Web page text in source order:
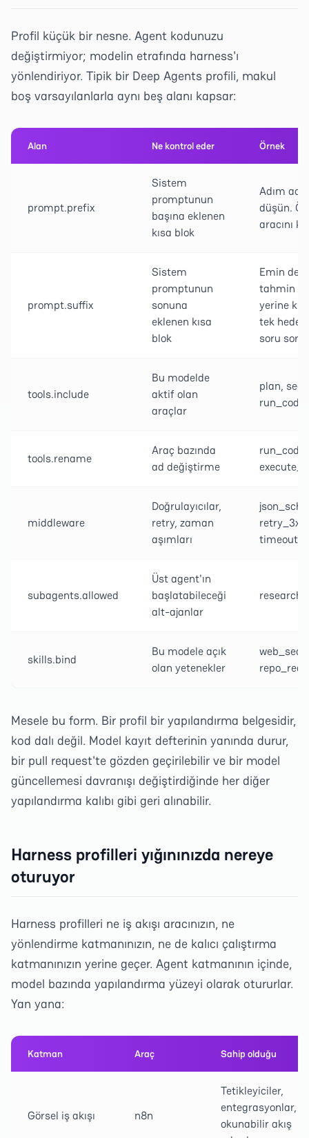
Profil küçük bir nesne. Agent kodunuzu
değiştirmiyor; modelin etrafında harness'ı
yönlendiriyor. Tipik bir Deep Agents profili, makul
boş varsayılanlarla aynı beş alanı kapsar:
Alan Ne kontrol eder Örnek
prompt.prefix
Sistem
promptunun
başına eklenen
kısa blok
Adım
düşün.
aracını
prompt.suffix
Sistem
promptunun
sonuna
eklenen kısa
blok
Emin
tahmin
yerine
tek
soru sor.
tools.include
Bu modelde
aktif olan
araçlar
plan,
run_code
tools.rename
Araç bazında
ad değiştirme
middleware
Doğrulayıcılar,
retry, zaman
aşımları
retry_3x,
subagents.allowed
Üst agent'ın
başlatabileceği
alt-ajanlar
skills.bind
Bu modele açık
olan yetenekler
repo_read
Mesele bu form. Bir profil bir yapılandırma belgesidir,
kod dalı değil. Model kayıt defterinin yanında durur,
bir pull request'te gözden geçirilebilir ve bir model
güncellemesi davranışı değiştirdiğinde her diğer
yapılandırma kalıbı gibi geri alınabilir.
Harness profilleri yığınınızda nereye
oturuyor
Harness profilleri ne iş akışı aracınızın, ne
yönlendirme katmanınızın, ne de kalıcı çalıştırma
katmanınızın yerine geçer. Agent katmanının içinde,
model bazında yapılandırma yüzeyi olarak otururlar.
Yan yana:
Katman Araç Sahip olduğu
Görsel iş akışı n8n
Tetikleyiciler,
entegrasyonlar,
okunabilir akış